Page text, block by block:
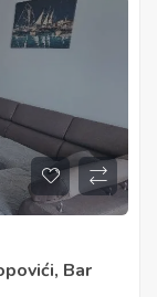
Bar